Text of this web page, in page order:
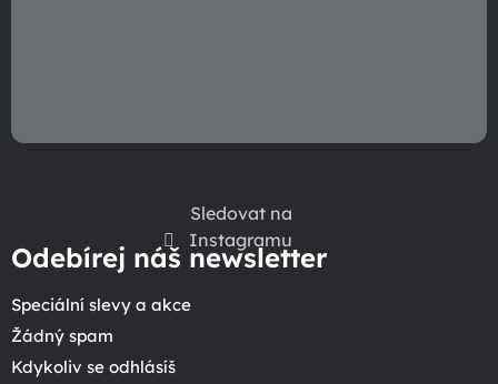
Sledovat na
Instagramu
Odebírej náš newsletter
Speciální slevy a akce
Žádný spam
Kdykoliv se odhlásíš